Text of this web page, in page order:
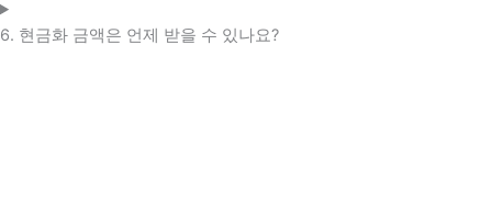
6. 현금화 금액은 언제 받을 수 있나요?